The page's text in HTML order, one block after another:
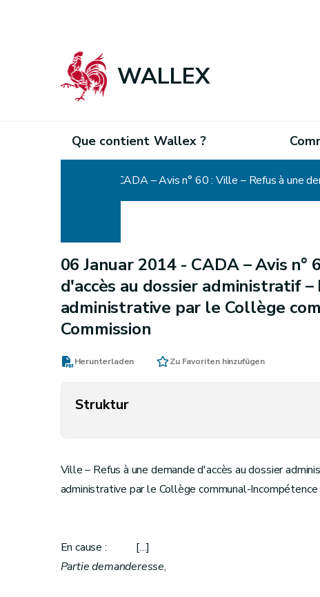
WALLEX
Que contient Wallex ?
06 Januar 2014 - CADA – Avis n°
d'accès au dossier administratif
administrative par le Collège
Commission
Herunterladen Zu Favoriten hinzufügen
Struktur
Ville – Refus à une demande d'accès au dossier
administrative par le Collège communal-Incompétence
En cause : […]
Partie demanderesse,